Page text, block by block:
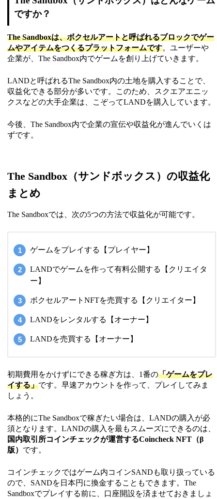
ですか？
The Sandboxは、ボクセルアートと呼ばれるブロックでゲー
ムやアイテムをつくるプラットフォームです。ユーザーや
企業が、The Sandbox内でゲームを創り上げていきます。
LANDと呼ばれるThe Sandbox内の土地を購入することで、
収益化できる部分が多いです。このため、スクエアエニッ
クスなどの大手企業は、こぞってLANDを購入しています。
今後、The Sandbox内で企業の宣伝や収益化が進んでいくは
ずです。
The Sandbox（サンドボックス）の収益化
まとめ
The Sandboxでは、次の5つの方法で収益化が可能です。
ゲームをプレイする【プレイヤー】
LANDでゲームを作って有料公開する【クリエイタ
ー】
ボクセルアートNFTを売買する【クリエイター】
LANDをレンタルする【オーナー】
LANDを売買する【オーナー】
初期費用をかけずにできる稼ぎ方は、1番の「ゲームをプレ
イする」です。早速アカウントを作って、プレイしてみま
しょう。
本格的にThe Sandboxで稼ぎたい場合は、LANDの購入が必
須となります。LANDの購入を最もスムーズにできるのは、
国内取引所コインチェックが運営するCoincheck NFT（β
版） です。
コインチェックではゲーム内コインSANDも取り扱っている
ので、SANDを日本円に換金することもできます。The
Sandboxでプレイする前に、口座開設を済ませておきましょ